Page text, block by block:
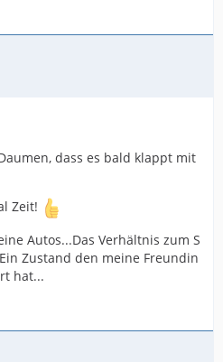
dass es bald klappt mit
Zeit!
Autos...Das Verhältnis zum S
Zustand den meine Freundin
hat...